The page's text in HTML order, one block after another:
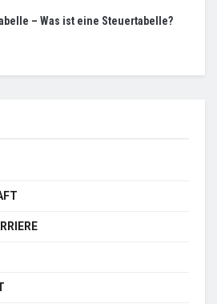
– Was ist eine Steuertabelle?